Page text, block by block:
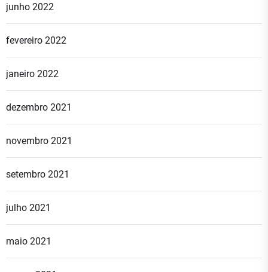
junho 2022
fevereiro 2022
janeiro 2022
dezembro 2021
novembro 2021
setembro 2021
julho 2021
maio 2021